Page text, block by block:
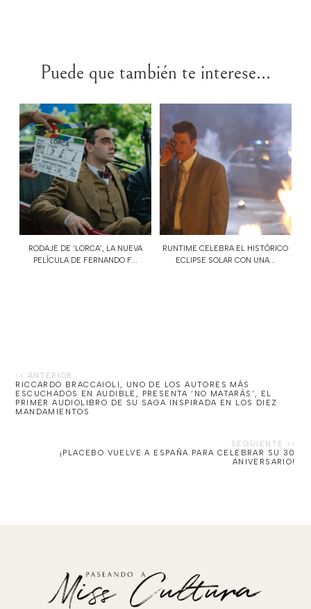
Puede que también te interese...
RODAJE DE ‘LORCA’, LA NUEVA
PELÍCULA DE FERNANDO F...
RUNTIME CELEBRA EL HISTÓRICO
ECLIPSE SOLAR CON UNA...
RICCARDO BRACCAIOLI, UNO DE LOS AUTORES MÁS
ESCUCHADOS EN AUDIBLE, PRESENTA ‘NO MATARÁS’, EL
PRIMER AUDIOLIBRO DE SU SAGA INSPIRADA EN LOS DIEZ
MANDAMIENTOS
¡PLACEBO VUELVE A ESPAÑA PARA CELEBRAR SU 30
ANIVERSARIO!